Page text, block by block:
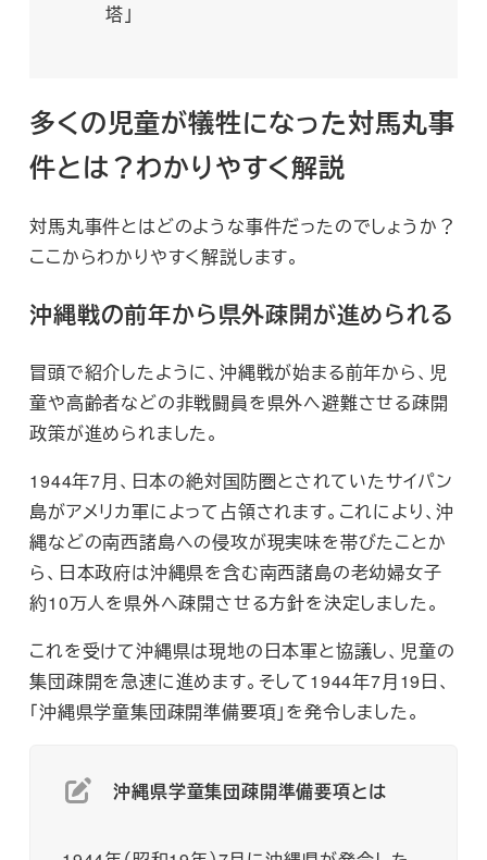
塔」
多くの児童が犠牲になった対馬丸事
件とは？わかりやすく解説
対馬丸事件とはどのような事件だったのでしょうか？
ここからわかりやすく解説します。
沖縄戦の前年から県外疎開が進められる
冒頭で紹介したように、沖縄戦が始まる前年から、児
童や高齢者などの非戦闘員を県外へ避難させる疎開
政策が進められました。
1944年7月、日本の絶対国防圏とされていたサイパン
島がアメリカ軍によって占領されます。これにより、沖
縄などの南西諸島への侵攻が現実味を帯びたことか
ら、日本政府は沖縄県を含む南西諸島の老幼婦女子
約10万人を県外へ疎開させる方針を決定しました。
これを受けて沖縄県は現地の日本軍と協議し、児童の
集団疎開を急速に進めます。そして1944年7月19日、
「沖縄県学童集団疎開準備要項」を発令しました。
沖縄県学童集団疎開準備要項とは